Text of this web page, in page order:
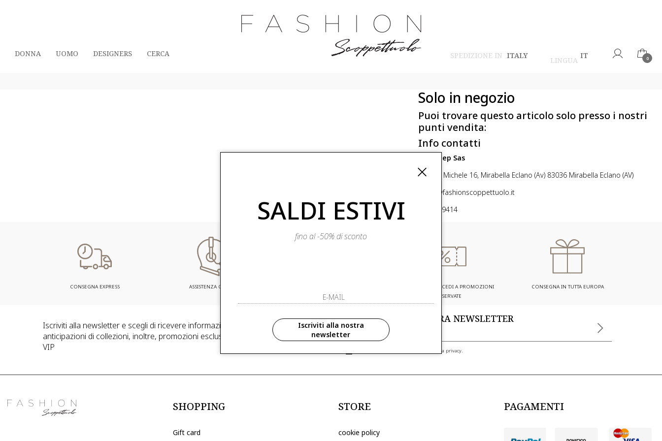
SPEDIZIONE IN ITALY
LINGUA
IT 0
DONNA UOMO DESIGNERS CERCA
Solo in negozio
Puoi trovare questo articolo solo presso i nostri
punti vendita:
Info contatti
First step Sas
Via San Michele 16, Mirabella Eclano (Av) 83036 Mirabella Eclano (AV)
ordini@fashionscoppettuolo.it
0825449414
CONSEGNA EXPRESS ASSISTENZA CLIENTI
ISCRIVITI ED ACCEDI A PROMOZIONI
RISERVATE
CONSEGNA IN TUTTA EUROPA
Iscriviti alla newsletter e scegli di ricevere informazioni in anteprima ed
anticipazioni di collezioni, inoltre, promozioni esclusive riservate ai nostri clienti
VIP
ISCRIVITI ALLA NOSTRA NEWSLETTER
ho letto ed accettato le condizioni sulla privacy.
SHOPPING
Gift card
STORE
cookie policy
PAGAMENTI
SALDI ESTIVI
fino al -50% di sconto
Iscriviti alla nostra
newsletter